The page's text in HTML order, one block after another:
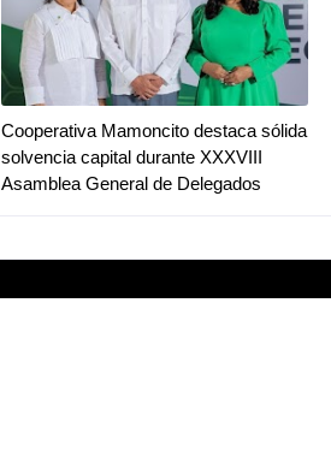
Cooperativa Mamoncito destaca sólida
solvencia capital durante XXXVIII
Asamblea General de Delegados